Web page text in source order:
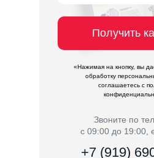
Получить
Звоните по
с 09:00 до 19:00,
+7 (919)
«Нажимая на кнопку, вы
обработку
соглашаетесь c